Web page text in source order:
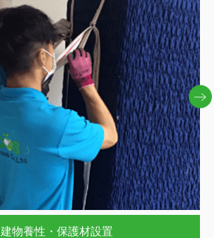
建物養性・保護材設置